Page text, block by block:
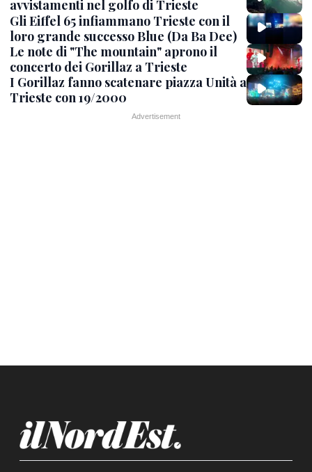
avvistamenti nel golfo di Trieste
Gli Eiffel 65 infiammano Trieste con il
loro grande successo Blue (Da Ba Dee)
Le note di "The mountain" aprono il
concerto dei Gorillaz a Trieste
I Gorillaz fanno scatenare piazza Unità a
Trieste con 19/2000